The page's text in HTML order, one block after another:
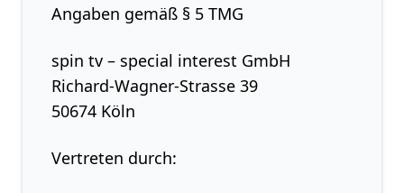
Angaben gemäß § 5 TMG
spin tv – special interest GmbH
Richard-Wagner-Strasse 39
50674 Köln
Vertreten durch: